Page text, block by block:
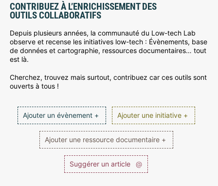
CONTRIBUEZ À L’ENRICHISSEMENT DES
OUTILS COLLABORATIFS
Depuis plusieurs années, la communauté du Low-tech Lab
observe et recense les initiatives low-tech : Évènements, base
de données et cartographie, ressources documentaires… tout
est là.
Cherchez, trouvez mais surtout, contribuez car ces outils sont
ouverts à tous !
Ajouter un évènement + Ajouter une initiative +
Ajouter une ressource documentaire +
Suggérer un article @